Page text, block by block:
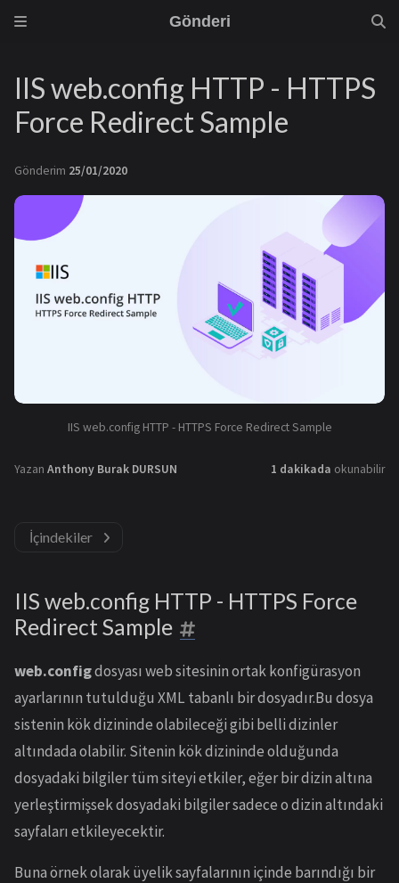
Gönderi
IIS web.config HTTP - HTTPS
Force Redirect Sample
Gönderim 25/01/2020
IIS web.config HTTP - HTTPS Force Redirect Sample
Yazan Anthony Burak DURSUN 1 dakikada okunabilir
İçindekiler
IIS web.config HTTP - HTTPS Force
Redirect Sample
web.configdosyası web sitesinin ortak konfigürasyon
ayarlarının tutulduğu XML tabanlı bir dosyadır.Bu dosya
sistenin kök dizininde olabileceği gibi belli dizinler
altındada olabilir. Sitenin kök dizininde olduğunda
dosyadaki bilgiler tüm siteyi etkiler, eğer bir dizin altına
yerleştirmişsek dosyadaki bilgiler sadece o dizin altındaki
sayfaları etkileyecektir.
Buna örnek olarak üyelik sayfalarının içinde barındığı bir